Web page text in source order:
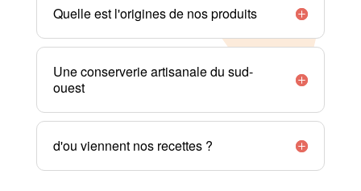
Quelle est l'origines de nos produits
Une conserverie artisanale du sud-
ouest
d'ou viennent nos recettes ?